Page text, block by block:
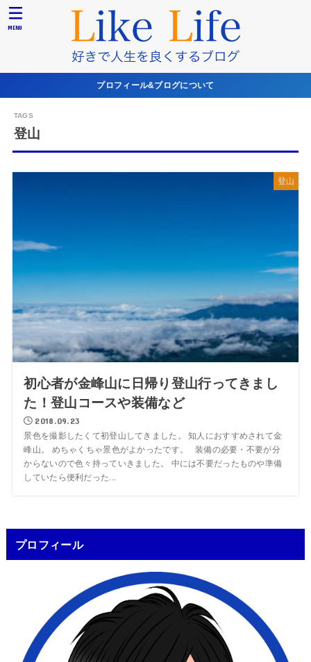
MENU
プロフィール&ブログについて
登山
登山
初心者が金峰山に日帰り登山行ってきまし
た！登山コースや装備など
2018.09.23
景色を撮影したくて初登山してきました。 知人におすすめされて金
峰山。 めちゃくちゃ景色がよかったです。 装備の必要・不要が分
からないので色々持っていきました。 中には不要だったものや準備
していたら便利だった...
プロフィール